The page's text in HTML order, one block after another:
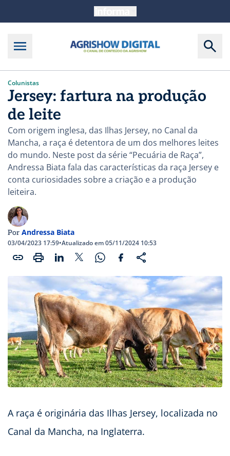
Colunistas
Jersey: fartura na produção
de leite
Com origem inglesa, das Ilhas Jersey, no Canal da
Mancha, a raça é detentora de um dos melhores leites
do mundo. Neste post da série “Pecuária de Raça”,
Andressa Biata fala das características da raça Jersey e
conta curiosidades sobre a criação e a produção
leiteira.
Por Andressa Biata
03/04/2023 17:59•Atualizado em 05/11/2024 10:53
A raça é originária das Ilhas Jersey, localizada no
Canal da Mancha, na Inglaterra.